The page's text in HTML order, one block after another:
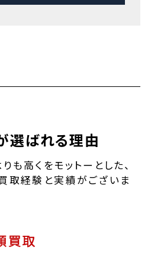
選ばれる理由
も高くをモットーとした、
取経験と実績がございま
買取